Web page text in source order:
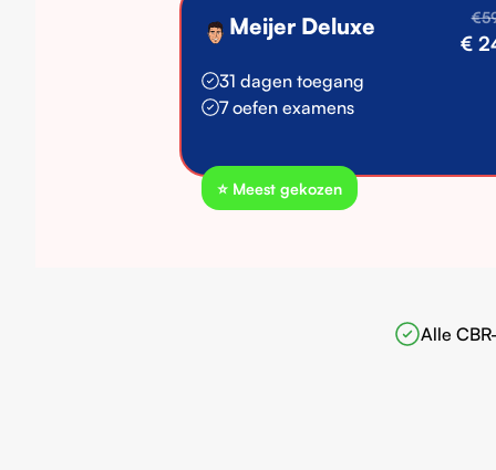
Meijer Deluxe
€
⭐️ Meest gekozen
31 dagen toegang
7 oefen examens
Alle